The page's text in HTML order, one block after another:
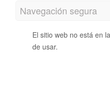
Navegación segura
El sitio web no está en
de usar.